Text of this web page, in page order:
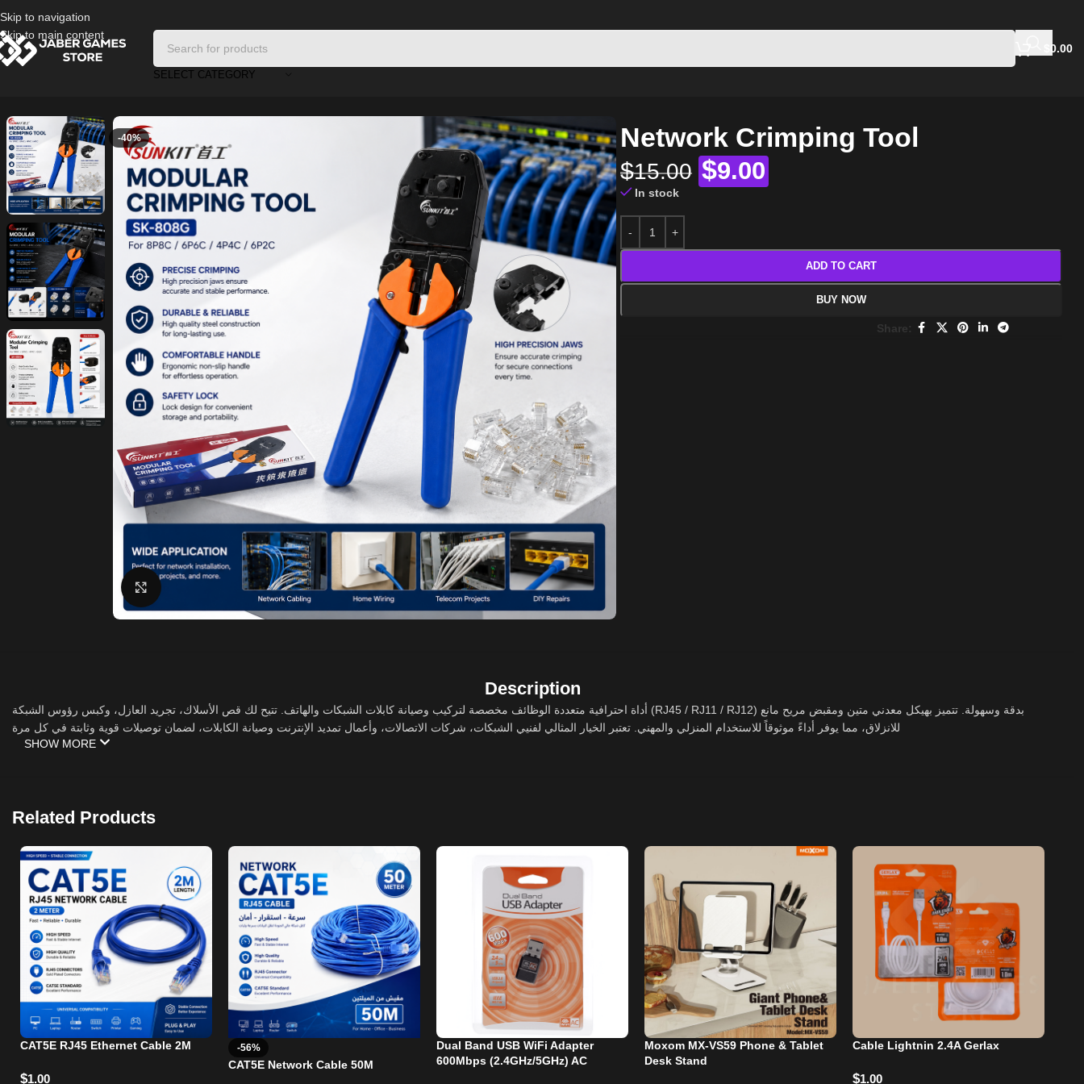
Skip to navigation
Skip to main content
SELECT CATEGORY
0.00
Network Crimping Tool
-40% Network Crimping Tool
$15.00 $9.00
In stock
ADD TO CART
BUY NOW
Share:
Description
أداة احترافية متعددة الوظائف مخصصة لتركيب وصيانة كابلات الشبكات والهاتف. تتيح لك قص الأسلاك، تجريد العازل، وكبس رؤوس الشبكة (RJ45 / RJ11 / RJ12) بدقة وسهولة. تتميز بهيكل معدني متين ومقبض مريح مانع
للانزلاق، مما يوفر أداءً موثوقاً للاستخدام المنزلي والمهني. تعتبر الخيار المثالي لفنيي الشبكات، شركات الاتصالات، وأعمال تمديد الإنترنت وصيانة الكابلات، لضمان توصيلات قوية وثابتة في كل مرة
SHOW MORE
Related Products
CAT5E RJ45 Ethernet Cable 2M
$1.00
-56%
CAT5E Network Cable 50M
Dual Band USB WiFi Adapter
600Mbps (2.4GHz/5GHz) AC
Moxom MX-VS59 Phone & Tablet
Desk Stand
Cable Lightnin 2.4A Gerlax
$1.00